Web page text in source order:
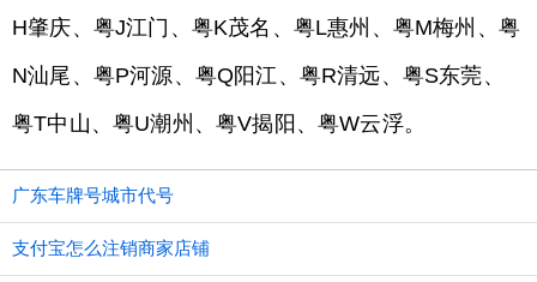
H肇庆、粤J江门、粤K茂名、粤L惠州、粤M梅州、粤
N汕尾、粤P河源、粤Q阳江、粤R清远、粤S东莞、
粤T中山、粤U潮州、粤V揭阳、粤W云浮。
广东车牌号城市代号
支付宝怎么注销商家店铺